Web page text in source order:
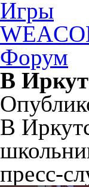
Игры
Форум
В
В
пресс-